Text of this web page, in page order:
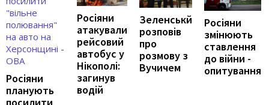
Росіяни
планують
Росіяни
атакували
рейсовий
автобус у
Нікополі:
загинув
водій
Зеленськй
розповів
про
розмову з
Вучичем
Росіяни
змінюють
ставлення
до війни -
опитування